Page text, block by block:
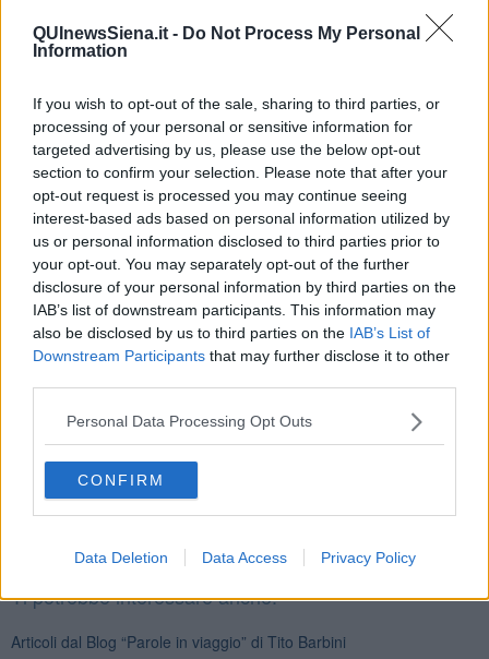
QUInewsSiena.it - Do Not Process My Personal
Information
If you wish to opt-out of the sale, sharing to third parties, or
processing of your personal or sensitive information for
targeted advertising by us, please use the below opt-out
section to confirm your selection. Please note that after your
opt-out request is processed you may continue seeing
interest-based ads based on personal information utilized by
us or personal information disclosed to third parties prior to
your opt-out. You may separately opt-out of the further
disclosure of your personal information by third parties on the
IAB’s list of downstream participants. This information may
also be disclosed by us to third parties on the IAB’s List of
Downstream Participants that may further disclose it to other
Personal Data Processing Opt Outs
CONFIRM
Data Deletion Data Access Privacy Policy
richiami, nelle corrispondenze che a ogni angolo, a ogni passo, ti
porge questa città che riassume in se davvero tutto quello che è
rimasto con Orban
, e malgrado tutte le criminali magagne del
passato, di quella straordinaria esperienza di convivenza tra i
popoli, culture, religioni diverse che fu anche un fatto di stile, di toni,
di misura.
E semplicemente, vorrei godermi tutto quanto c’è intorno a me
questa mattina di agosto: il fascino antico del ponte delle Catene e
il panorama che si coglie dal bastione del Pescatore, le splendide
decorazioni liberty di tanti palazzi e la pace dell’isola Margherita.
Ma il mio è un viaggio della memoria , e, nei prossimi giorni, se non
vi annoia, il mio racconto ripartirà appunto da essa.
Tito Barbini
Se vuoi leggere le notizie principali della Toscana iscriviti alla
Basta cliccare QUI
Ti potrebbe interessare anche:
Articoli dal Blog “Parole in viaggio” di Tito Barbini